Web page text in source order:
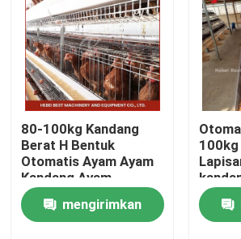
80-100kg Kandang
Berat H Bentuk
Otomatis Ayam Ayam
Kandang Ayam
Otomatis Rose Rose
Untuk Lapisan
mengirimkan
100kg
Rose